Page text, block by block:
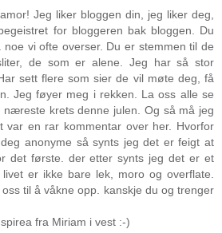
Jeg liker bloggen din, jeg liker deg,
for bloggeren bak bloggen. Du
noe vi ofte overser. Du er stemmen til de
de som er alene. Jeg har så stor
sett flere som sier de vil møte deg, få
Jeg føyer meg i rekken. La oss alle se
næreste krets denne julen. Og så må jeg
var en rar kommentar over her. Hvorfor
anonyme så synts jeg det er feigt at
det første. der etter synts jeg det er et
er ikke bare lek, moro og overflate.
til å våkne opp. kanskje du og trenger
fra Miriam i vest :-)